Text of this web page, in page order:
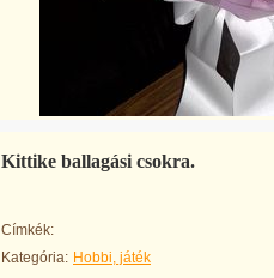
Kittike ballagási csokra.
Címkék:
Kategória: Hobbi, játék